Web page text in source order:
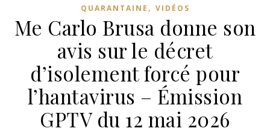
QUARANTAINE , VIDÉOS
Me Carlo Brusa donne son
avis sur le décret
d’isolement forcé pour
l’hantavirus – Émission
GPTV du 12 mai 2026